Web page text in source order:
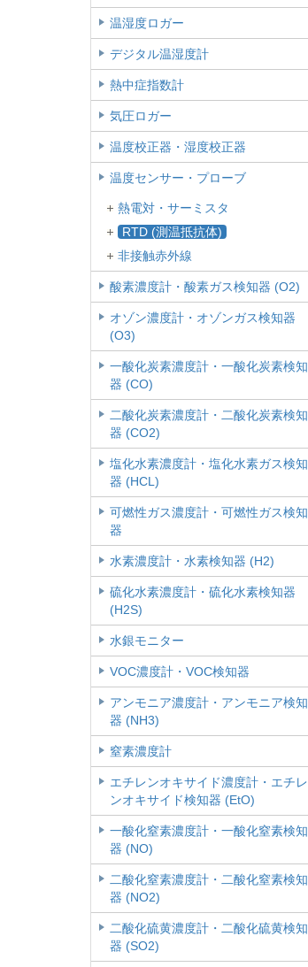
温湿度ロガー
デジタル温湿度計
熱中症指数計
気圧ロガー
温度校正器・湿度校正器
温度センサー・プローブ
熱電対・サーミスタ
RTD (測温抵抗体)
非接触赤外線
酸素濃度計・酸素ガス検知器 (O2)
オゾン濃度計・オゾンガス検知器
(O3)
一酸化炭素濃度計・一酸化炭素検知
器 (CO)
二酸化炭素濃度計・二酸化炭素検知
器 (CO2)
塩化水素濃度計・塩化水素ガス検知
器 (HCL)
可燃性ガス濃度計・可燃性ガス検知
器
水素濃度計・水素検知器 (H2)
硫化水素濃度計・硫化水素検知器
(H2S)
水銀モニター
VOC濃度計・VOC検知器
アンモニア濃度計・アンモニア検知
器 (NH3)
窒素濃度計
エチレンオキサイド濃度計・エチレ
ンオキサイド検知器 (EtO)
一酸化窒素濃度計・一酸化窒素検知
器 (NO)
二酸化窒素濃度計・二酸化窒素検知
器 (NO2)
二酸化硫黄濃度計・二酸化硫黄検知
器 (SO2)